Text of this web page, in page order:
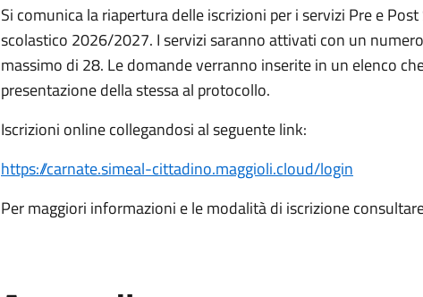
Si comunica la riapertura delle iscrizioni per i servizi Pre e
scolastico 2026/2027. I servizi saranno attivati con un
massimo di 28. Le domande verranno inserite in un elenco
presentazione della stessa al protocollo.
Iscrizioni online collegandosi al seguente link:
https://carnate.simeal-cittadino.maggioli.cloud/login
Per maggiori informazioni e le modalità di iscrizione